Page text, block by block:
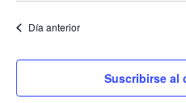
Día anterior
Suscribirse al